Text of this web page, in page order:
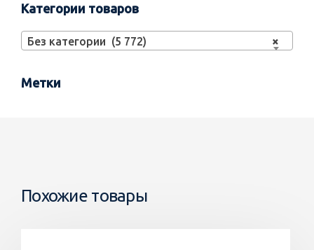
Категории товаров
×
Без категории (5 772)
Метки
Похожие товары